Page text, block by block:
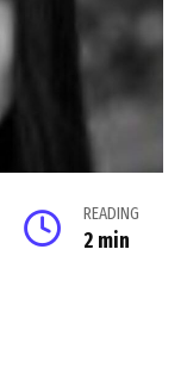
READING
2 min